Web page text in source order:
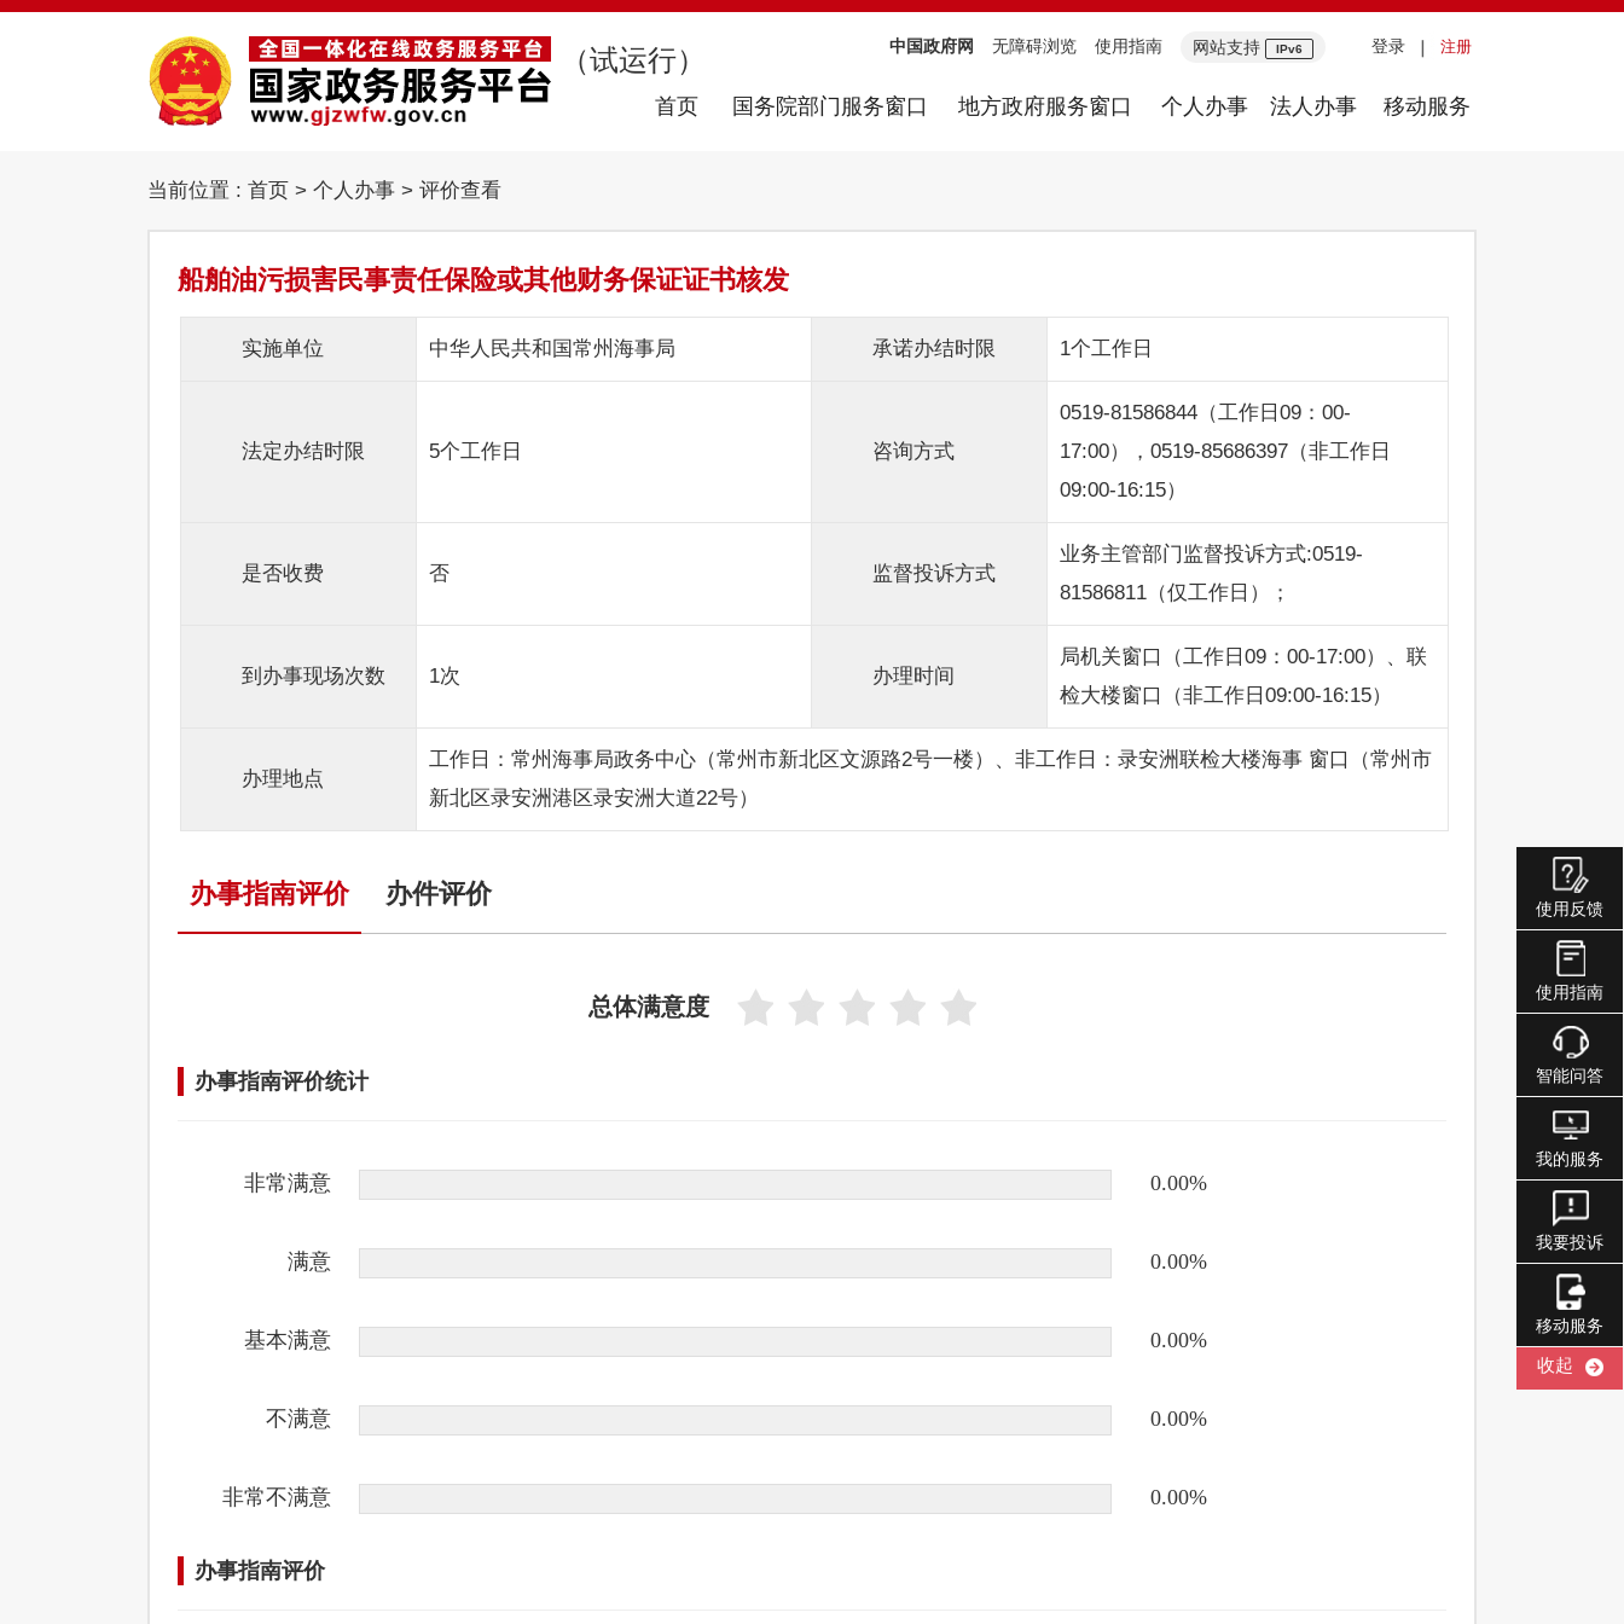
（试运行） 登录 注册
网站支持 IPv6
使用指南
无障碍浏览
中国政府网
首页 国务院部门服务窗口 地方政府服务窗口 个人办事 法人办事 移动服务
使用反馈
使用指南
智能问答
我的服务
我要投诉
移动服务
收起
当前位置 : 首页 > 个人办事 > 评价查看
船舶油污损害民事责任保险或其他财务保证证书核发
实施单位 中华人民共和国常州海事局 承诺办结时限 1个工作日
法定办结时限 5个工作日 咨询方式
0519-81586844（工作日09：00-
17:00），0519-85686397（非工作日
09:00-16:15）
是否收费 否 监督投诉方式
业务主管部门监督投诉方式:0519-
81586811（仅工作日）；
到办事现场次数 1次 办理时间
局机关窗口（工作日09：00-17:00）、联
检大楼窗口（非工作日09:00-16:15）
办理地点
工作日：常州海事局政务中心（常州市新北区文源路2号一楼）、非工作日：录安洲联检大楼海事 窗口（常州市
新北区录安洲港区录安洲大道22号）